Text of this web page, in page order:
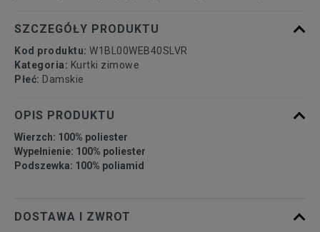
dostępności
SZCZEGÓŁY PRODUKTU
Kod produktu: W1BL00WEB40SLVR
Kategoria: Kurtki zimowe
Płeć: Damskie
OPIS PRODUKTU
Wierzch: 100% poliester
Wypełnienie: 100% poliester
Podszewka: 100% poliamid
DOSTAWA I ZWROT